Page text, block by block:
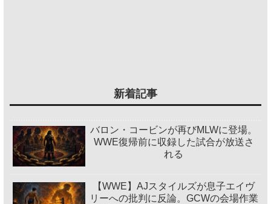
新着記事
バロン・コービンが再びMLWに登場。
WWE復帰前に収録した試合が放送さ
れる
【WWE】AJスタイルズが息子エイヴ
リーへの批判に反論。GCWの会場作業